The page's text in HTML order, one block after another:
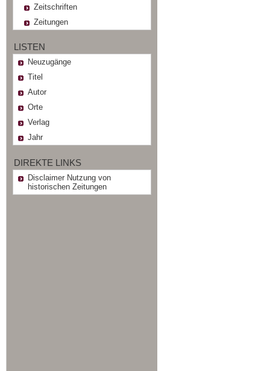
Zeitschriften
Zeitungen
LISTEN
Neuzugänge
Titel
Autor
Orte
Verlag
Jahr
DIREKTE LINKS
Disclaimer Nutzung von
historischen Zeitungen